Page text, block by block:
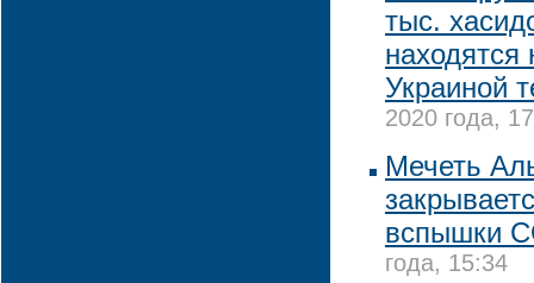
тыс.
находятся
Украиной
2020 года,
Мечеть
вспышки
года, 15:34